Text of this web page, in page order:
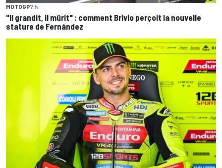
MOTOGP7 h
"Il grandit, il mûrit" : comment Brivio perçoit la nouvelle
stature de Fernández